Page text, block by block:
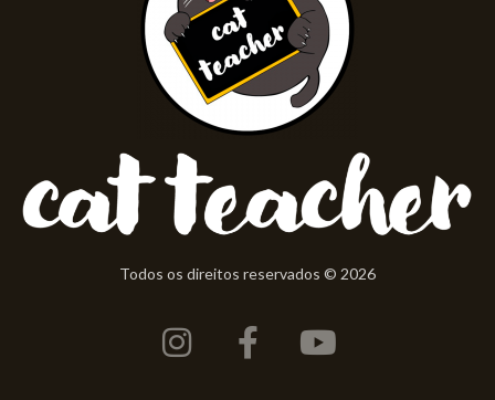
Todos os direitos reservados © 2026
Instagram
Facebook-
f
Youtube